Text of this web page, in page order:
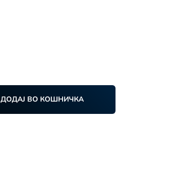
ДОДАЈ ВО КОШНИЧКА